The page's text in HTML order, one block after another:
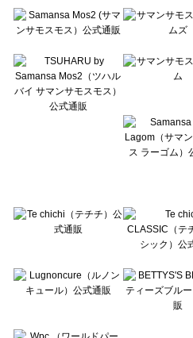
Te chichi（テチチ）のボトムス一覧
Te chichi CLASSIC（テチチ クラシック）のボ
Lugnoncure（ルノンキュール）のボトムス一
BETTY'S BLUE（べティーズブルー）のボトム
Wpc.（ワールドパーティー）のボトムス一覧